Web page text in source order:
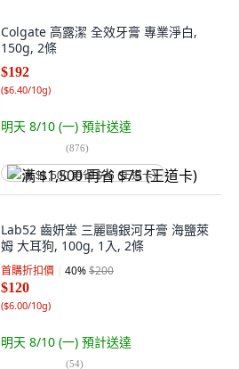
Colgate 高露潔 全效牙膏 專業淨白,
150g, 2條
$192
($6.40/10g)
明天 8/10 (一) 預計送達
(876)
满 $1,500 再省 $75 (王道卡)
Lab52 齒妍堂 三麗鷗銀河牙膏 海鹽萊
姆 大耳狗, 100g, 1入, 2條
首購折扣價 40%$200
$120
($6.00/10g)
明天 8/10 (一) 預計送達
(54)